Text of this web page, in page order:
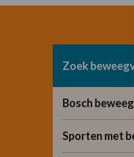
Zoek
Bosch
Sporten met